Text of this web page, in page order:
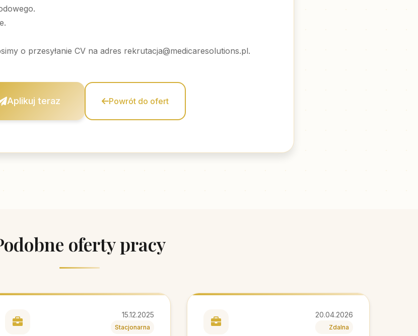
o przesyłanie CV na adres rekrutacja@medicaresolutions.pl.
Aplikuj teraz Powrót do ofert
oferty pracy
15.12.2025
Stacjonarna
20.04.2026
Zdalna